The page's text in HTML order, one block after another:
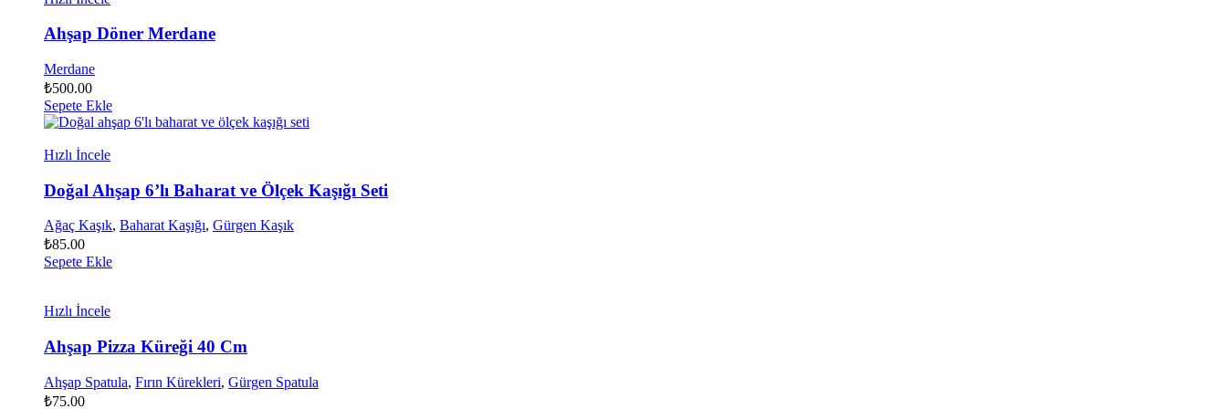
Ahşap Döner Merdane
Merdane
₺500.00
Sepete Ekle
Hızlı İncele
Doğal Ahşap 6’lı Baharat ve Ölçek Kaşığı Seti
Ağaç Kaşık, Baharat Kaşığı, Gürgen Kaşık
₺85.00
Sepete Ekle
Hızlı İncele
Ahşap Pizza Küreği 40 Cm
Ahşap Spatula, Fırın Kürekleri, Gürgen Spatula
₺75.00